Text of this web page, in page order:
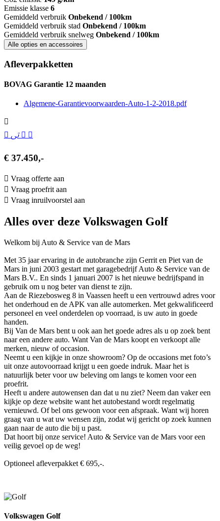
Emissie klasse 6
Gemiddeld verbruik Onbekend / 100km
Gemiddeld verbruik stad Onbekend / 100km
Gemiddeld verbruik snelweg Onbekend / 100km
Alle opties en accessoires
Afleverpakketten
BOVAG Garantie 12 maanden
Algemene-Garantievoorwaarden-Auto-1-2-2018.pdf
€ 37.450,-
Vraag offerte aan
Vraag proefrit aan
Vraag inruilvoorstel aan
Alles over deze Volkswagen Golf
Welkom bij Auto & Service van de Mars
Met 35 jaar ervaring in de autobranche zijn Gerrit en Piet van de
Mars in juni 2003 gestart met garagebedrijf Auto & Service van de
Mars B.V.. En sinds 1 januari 2007 is het nieuwe bedrijfspand in
gebruik om u nog beter van dienst te zijn.
Aan de Riezebosweg 8 in Vaassen heeft u een vertrouwd adres voor
het onderhoud en de APK van alle automerken. Met gekwalificeerd
personeel en veel onderdelen op voorraad, is uw auto in goede
handen.
Bij Van de Mars bent u ook aan het goede adres als u op zoek bent
naar een andere auto. Want Van de Mars koopt en verkoopt alle
merken, nieuw of occasion.
Neemt u een kijkje in onze showroom? Op de occasions met foto’s
uit onze autovoorraad krijgt u een goede indruk. Maar het is
natuurlijk beter voor uw beleving om langs te komen voor een
proefrit.
Heeft u andere autowensen dan dat u nu ziet? Neem dan vaker een
kijkje op deze website want het autobestand wordt regelmatig
vernieuwd. Of bel ons gewoon voor een afspraak. Want wij horen
graag van u wat uw wensen zijn, zodat wij gericht op zoek kunnen
gaan naar de auto die bij u past.
Dat hoort bij onze service! Auto & Service van de Mars voor een
veilig gevoel op de weg!
Optioneel afleverpakket € 695,-.
Volkswagen Golf